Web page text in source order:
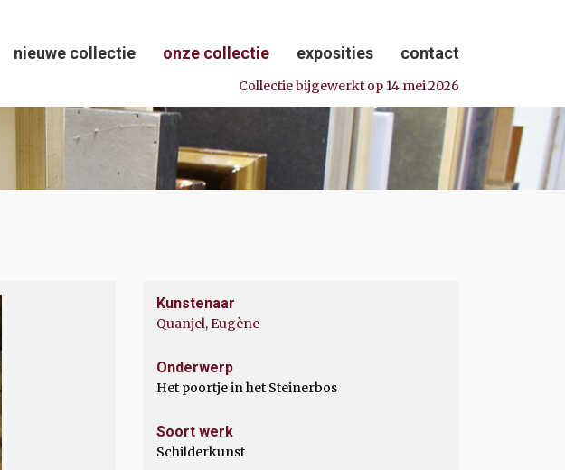
Collectie bijgewerkt op 14 mei 2026
nieuwe collectie onze collectie exposities contact
Kunstenaar
Quanjel, Eugène
Onderwerp
Het poortje in het Steinerbos
Soort werk
Schilderkunst